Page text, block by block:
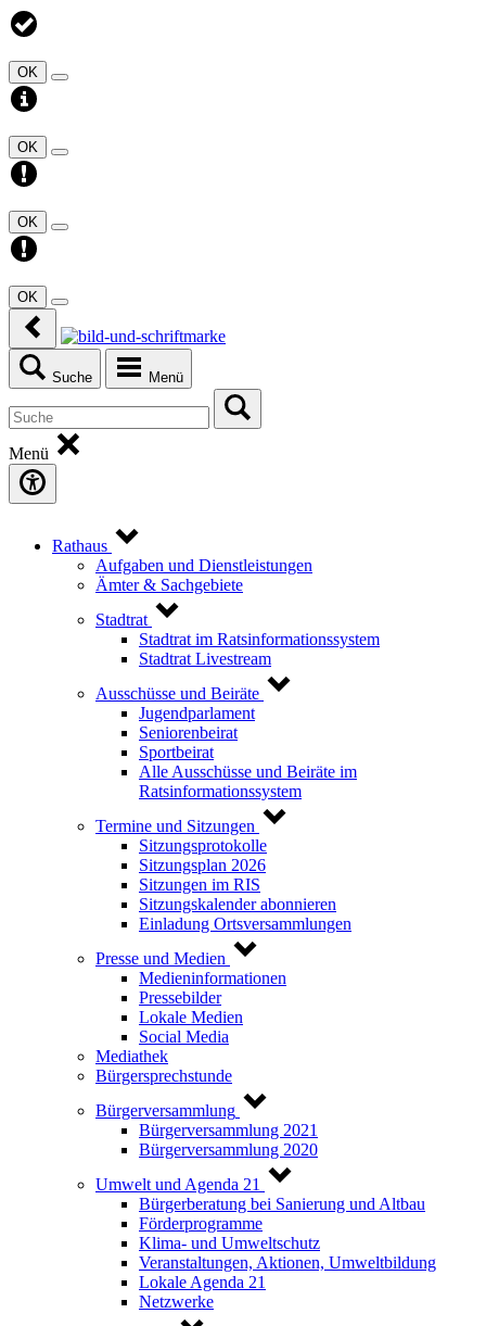
OK
OK
OK
OK
Suche Menü
Menü
Rathaus
Aufgaben und Dienstleistungen
Ämter & Sachgebiete
Stadtrat
Stadtrat im Ratsinformationssystem
Stadtrat Livestream
Ausschüsse und Beiräte
Jugendparlament
Seniorenbeirat
Sportbeirat
Alle Ausschüsse und Beiräte im
Ratsinformationssystem
Termine und Sitzungen
Sitzungsprotokolle
Sitzungsplan 2026
Sitzungen im RIS
Sitzungskalender abonnieren
Einladung Ortsversammlungen
Presse und Medien
Medieninformationen
Pressebilder
Lokale Medien
Social Media
Mediathek
Bürgersprechstunde
Bürgerversammlung
Bürgerversammlung 2021
Bürgerversammlung 2020
Umwelt und Agenda 21
Bürgerberatung bei Sanierung und Altbau
Förderprogramme
Klima- und Umweltschutz
Veranstaltungen, Aktionen, Umweltbildung
Lokale Agenda 21
Netzwerke